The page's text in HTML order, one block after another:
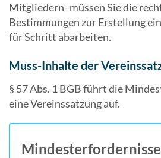
Mitgliedern- müssen Sie die
Bestimmungen zur Erstellung
für Schritt abarbeiten.
Muss-Inhalte der
§ 57 Abs. 1 BGB führt die
eine Vereinssatzung auf.
Mindesterfordernisse